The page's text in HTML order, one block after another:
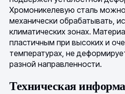
Хромоникелевую сталь
механически обрабатывать,
климатических зонах.
пластичным при высоких и
температурах, не
разной направленности.
Техническая